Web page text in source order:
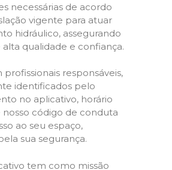
necessárias de acordo
vigente para atuar
hidráulico, assegurando
alta qualidade e confiança.
responsáveis,
identificados pelo
no aplicativo, horário
nosso código de conduta
ao seu espaço,
sua segurança.
tem como missão